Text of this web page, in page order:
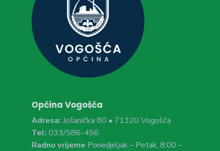
Općina Vogošća
Adresa: Jošanička 80 • 71320 Vogošća
Tel: 033/586-456
Radno vrijeme Ponedjeljak – Petak, 8:00 –